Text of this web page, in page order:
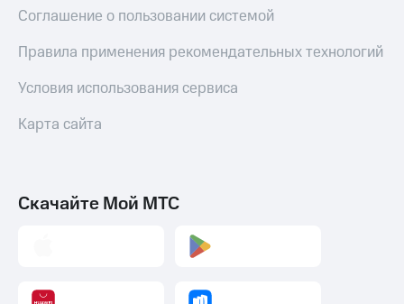
Соглашение о пользовании системой
Правила применения рекомендательных технологий
Условия использования сервиса
Карта сайта
Скачайте Мой МТС